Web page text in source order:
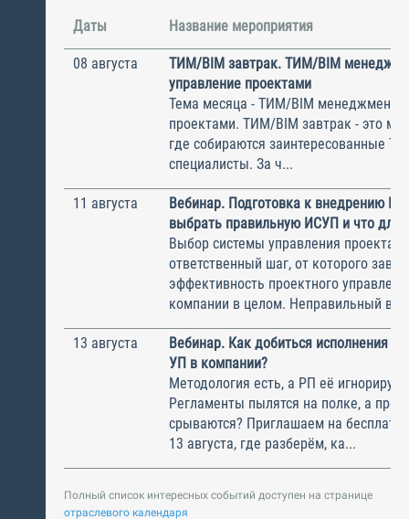
Даты Название мероприятия
08 августа
ТИМ/BIM завтрак. ТИМ/BIM
управление проектами
Тема месяца - ТИМ/BIM менеджмент и
проектами. ТИМ/BIM завтрак - это
где собираются заинтересованные
специалисты. За ч...
11 августа
Вебинар. Подготовка к внедрению
выбрать правильную ИСУП и что для
Выбор системы управления
ответственный шаг, от которого
эффективность проектного
компании в целом. Неправильный
13 августа
Вебинар. Как добиться исполнения
УП в компании?
Методология есть, а РП её
Регламенты пылятся на полке, а
срываются? Приглашаем на
13 августа, где разберём, ка...
Полный список интересных событий доступен на странице
отраслевого календаря